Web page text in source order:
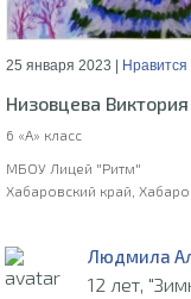
25 января 2023 | Нравится
Низовцева Виктория
6 «А» класс
МБОУ Лицей "Ритм"
Хабаровский край,
Людмила
12 лет,